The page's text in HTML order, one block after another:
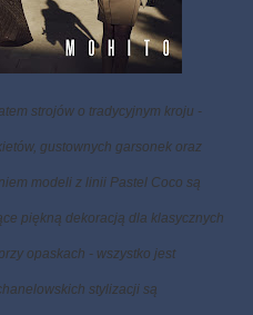
strojów o tradycyjnym kroju -
gustownych garsonek oraz
modeli z linii Pastel Coco są
piękną dekoracją dla klasycznych
opaskach - wszystko jest
stylizacji są